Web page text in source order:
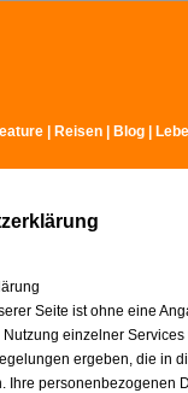
Reisen Blog
Seite ist ohne eine
einzelner
ergeben, die in
Ihre personenbezogenen